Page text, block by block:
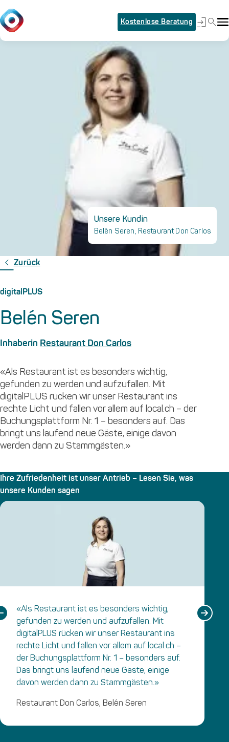
Kostenlose Beratung
Unsere Kundin
Belén Seren, Restaurant Don Carlos
Zurück
digitalPLUS
Belén Seren
Inhaberin Restaurant Don Carlos
«Als Restaurant ist es besonders wichtig,
gefunden zu werden und aufzufallen. Mit
digitalPLUS rücken wir unser Restaurant ins
rechte Licht und fallen vor allem auf local.ch – der
Buchungsplattform Nr. 1 – besonders auf. Das
bringt uns laufend neue Gäste, einige davon
werden dann zu Stammgästen.»
Ihre Zufriedenheit ist unser Antrieb – Lesen Sie, was
unsere Kunden sagen
«Als Restaurant ist es besonders wichtig,
gefunden zu werden und aufzufallen. Mit
digitalPLUS rücken wir unser Restaurant ins
rechte Licht und fallen vor allem auf local.ch –
der Buchungsplattform Nr. 1 – besonders auf.
Das bringt uns laufend neue Gäste, einige
davon werden dann zu Stammgästen.»
Restaurant Don Carlos, Belén Seren